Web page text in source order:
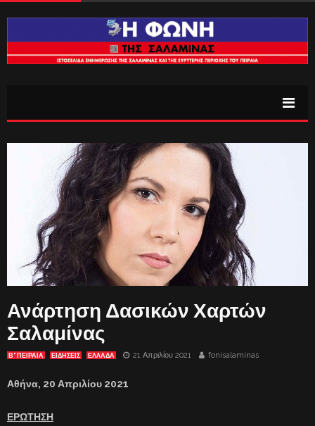
Ανάρτηση Δασικών Χαρτών
Σαλαμίνας
Β' ΠΕΙΡΑΙΑ ΕΙΔΗΣΕΙΣ ΕΛΛΑΔΑ 21 Απριλίου 2021 fonisalaminas
Αθήνα, 20 Απριλίου 2021
ΕΡΩΤΗΣΗ